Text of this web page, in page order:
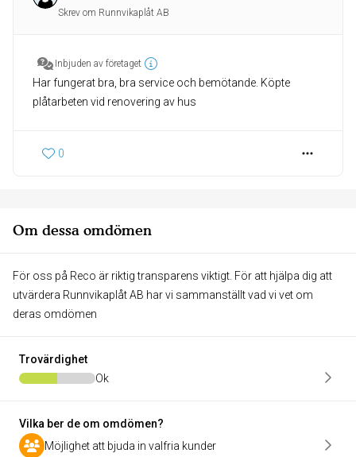
Om dessa omdömen
För oss på Reco är riktig transparens viktigt. För att hjälpa dig att
utvärdera Runnvikaplåt AB har vi sammanställt vad vi vet om
deras omdömen
Trovärdighet
Ok
Vilka ber de om omdömen?
Möjlighet att bjuda in valfria kunder
Skrev om Runnvikaplåt AB
Inbjuden av företaget
Har fungerat bra, bra service och bemötande. Köpte
plåtarbeten vid renovering av hus
0